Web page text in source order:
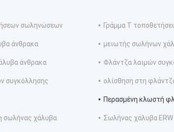
σωληνώσεων Γράμμα Τ
άνθρακα μειωτής σωλήνων
άνθρακα Φλάντζα λαιμών
συγκόλλησης
ολίσθηση στη
Περασμένη κλωστή
σωλήνας χάλυβα Σωλήνας χάλυβα ERW